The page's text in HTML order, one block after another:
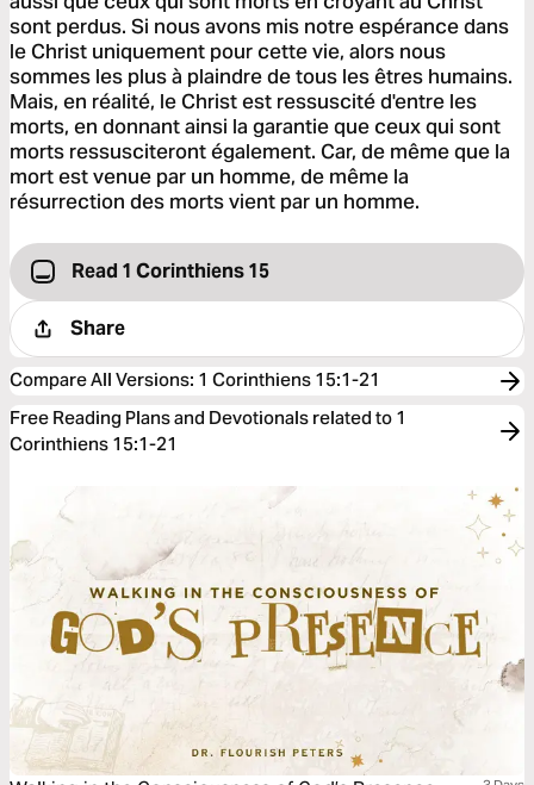
sont perdus. Si nous avons mis notre espérance dans
le Christ uniquement pour cette vie, alors nous
sommes les plus à plaindre de tous les êtres humains.
Mais, en réalité, le Christ est ressuscité d'entre les
morts, en donnant ainsi la garantie que ceux qui sont
morts ressusciteront également. Car, de même que la
mort est venue par un homme, de même la
résurrection des morts vient par un homme.
Read 1 Corinthiens 15
Share
Compare All Versions: 1 Corinthiens 15:1-21
Free Reading Plans and Devotionals related to 1
Corinthiens 15:1-21